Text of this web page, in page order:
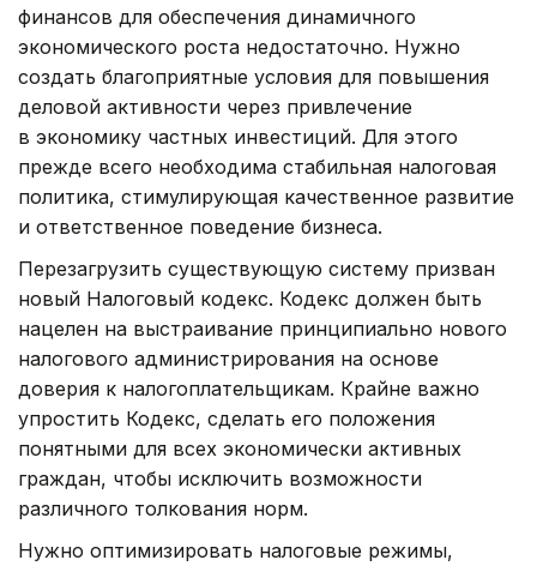
финансов для обеспечения динамичного
экономического роста недостаточно. Нужно
создать благоприятные условия для повышения
деловой активности через привлечение
в экономику частных инвестиций. Для этого
прежде всего необходима стабильная налоговая
политика, стимулирующая качественное развитие
и ответственное поведение бизнеса.
Перезагрузить существующую систему призван
новый Налоговый кодекс. Кодекс должен быть
нацелен на выстраивание принципиально нового
налогового администрирования на основе
доверия к налогоплательщикам. Крайне важно
упростить Кодекс, сделать его положения
понятными для всех экономически активных
граждан, чтобы исключить возможности
различного толкования норм.
Нужно оптимизировать налоговые режимы,